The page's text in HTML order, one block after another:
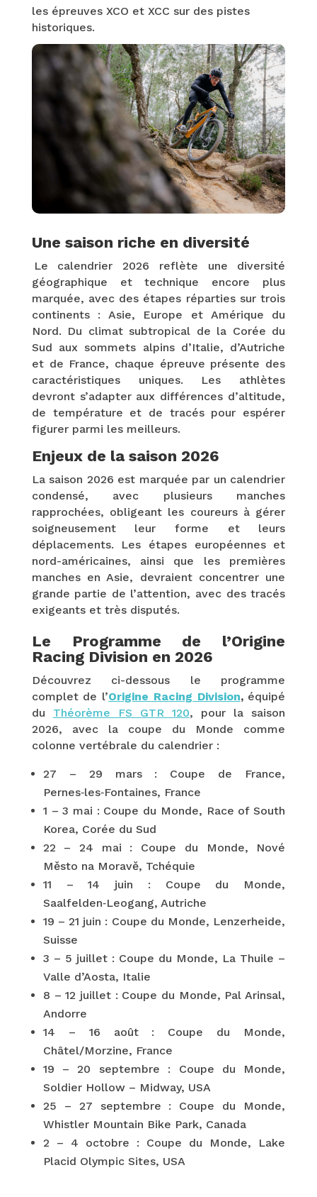
les épreuves XCO et XCC sur des pistes
historiques.
Une saison riche en diversité
Le calendrier 2026 reflète une diversité
géographique et technique encore plus
marquée, avec des étapes réparties sur trois
continents : Asie, Europe et Amérique du
Nord. Du climat subtropical de la Corée du
Sud aux sommets alpins d’Italie, d’Autriche
et de France, chaque épreuve présente des
caractéristiques uniques. Les athlètes
devront s’adapter aux différences d’altitude,
de température et de tracés pour espérer
figurer parmi les meilleurs.
Enjeux de la saison 2026
La saison 2026 est marquée par un calendrier
condensé, avec plusieurs manches
rapprochées, obligeant les coureurs à gérer
soigneusement leur forme et leurs
déplacements. Les étapes européennes et
nord-américaines, ainsi que les premières
manches en Asie, devraient concentrer une
grande partie de l’attention, avec des tracés
exigeants et très disputés.
Le Programme de l’Origine
Racing Division en 2026
Découvrez ci-dessous le programme
complet de l’Origine Racing Division,équipé
du Théorème FS GTR 120, pour la saison
2026, avec la coupe du Monde comme
colonne vertébrale du calendrier :
27 – 29 mars : Coupe de France,
Pernes‑les‑Fontaines, France
1 – 3 mai : Coupe du Monde, Race of South
Korea, Corée du Sud
22 – 24 mai : Coupe du Monde, Nové
Město na Moravě, Tchéquie
11 – 14 juin : Coupe du Monde,
Saalfelden‑Leogang, Autriche
19 – 21 juin : Coupe du Monde, Lenzerheide,
Suisse
3 – 5 juillet : Coupe du Monde, La Thuile –
Valle d’Aosta, Italie
8 – 12 juillet : Coupe du Monde, Pal Arinsal,
Andorre
14 – 16 août : Coupe du Monde,
Châtel/Morzine, France
19 – 20 septembre : Coupe du Monde,
Soldier Hollow – Midway, USA
25 – 27 septembre : Coupe du Monde,
Whistler Mountain Bike Park, Canada
2 – 4 octobre : Coupe du Monde, Lake
Placid Olympic Sites, USA